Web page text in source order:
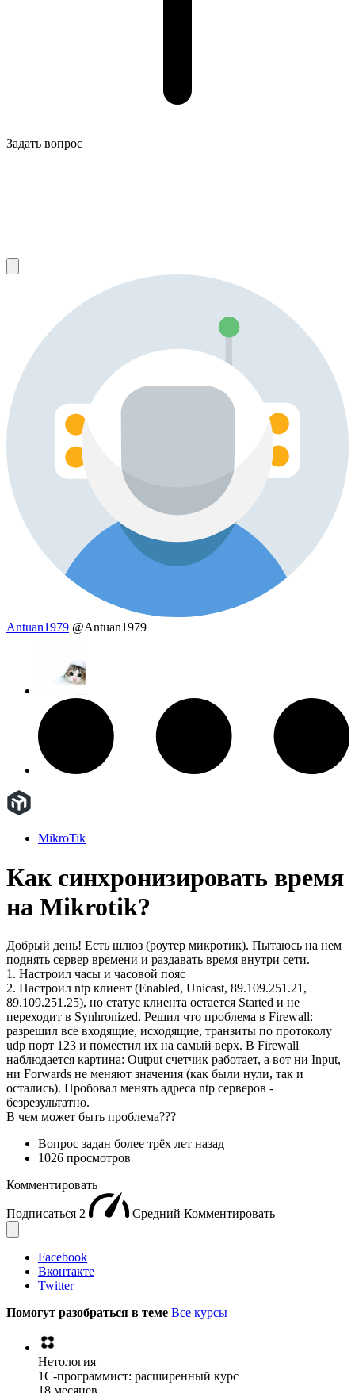
Задать вопрос
Antuan1979 @Antuan1979
MikroTik
Как синхронизировать время
на Mikrotik?
Добрый день! Есть шлюз (роутер микротик). Пытаюсь на нем
поднять сервер времени и раздавать время внутри сети.
1. Настроил часы и часовой пояс
2. Настроил ntp клиент (Enabled, Unicast, 89.109.251.21,
89.109.251.25), но статус клиента остается Started и не
переходит в Synhronized. Решил что проблема в Firewall:
разрешил все входящие, исходящие, транзиты по протоколу
udp порт 123 и поместил их на самый верх. В Firewall
наблюдается картина: Output счетчик работает, а вот ни Input,
ни Forwards не меняют значения (как были нули, так и
остались). Пробовал менять адреса ntp серверов -
безрезультатно.
В чем может быть проблема???
Вопрос задан более трёх лет назад
1026 просмотров
Комментировать
Подписаться 2 Средний Комментировать
Facebook
Вконтакте
Twitter
Помогут разобраться в теме Все курсы
Нетология
1C-программист: расширенный курс
18 месяцев